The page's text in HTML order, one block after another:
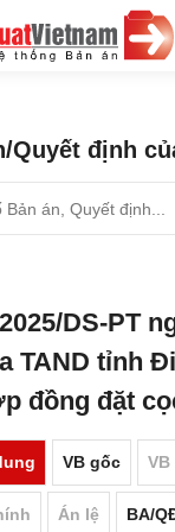
Quyết định
DS-PT
TAND tỉnh
đồng đặt
VB gốc VB
Án lệ BA/